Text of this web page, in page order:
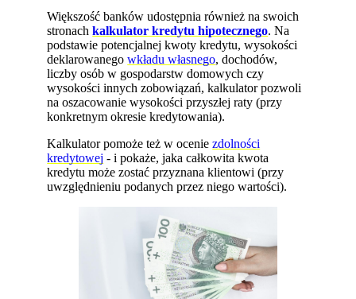
Większość banków udostępnia również na swoich
stronachkalkulator kredytu hipotecznego. Na
podstawie potencjalnej kwoty kredytu, wysokości
deklarowanegowkładu własnego, dochodów,
liczby osób w gospodarstw domowych czy
wysokości innych zobowiązań, kalkulator pozwoli
na oszacowanie wysokości przyszłej raty (przy
konkretnym okresie kredytowania).
Kalkulator pomoże też w oceniezdolności
kredytowej - i pokaże, jaka całkowita kwota
kredytu może zostać przyznana klientowi (przy
uwzględnieniu podanych przez niego wartości).